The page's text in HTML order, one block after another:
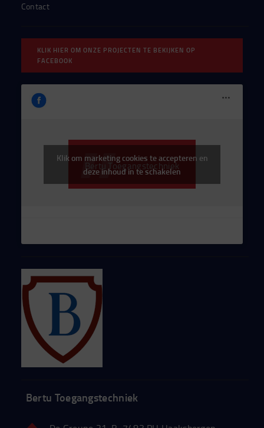
Contact
KLIK HIER OM ONZE PROJECTEN TE BEKIJKEN OP
FACEBOOK
Bertu Toegangstechniek
Klik om marketing cookies te accepteren en
deze inhoud in te schakelen
Bertu Toegangstechniek